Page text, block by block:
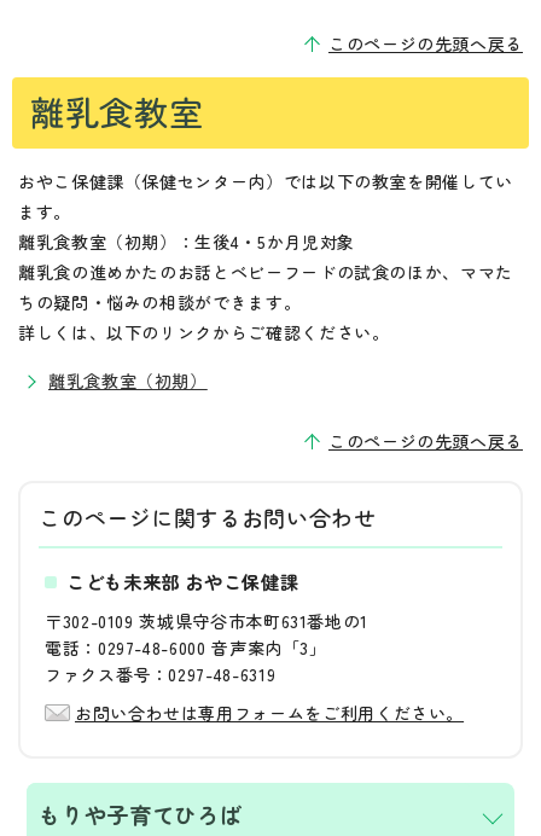
このページの先頭へ戻る
離乳食教室
おやこ保健課（保健センター内）では以下の教室を開催してい
ます。
離乳食教室（初期）：生後4・5か月児対象
離乳食の進めかたのお話とベビーフードの試食のほか、ママた
ちの疑問・悩みの相談ができます。
詳しくは、以下のリンクからご確認ください。
離乳食教室（初期）
このページの先頭へ戻る
このページに関する お問い合わせ
こども未来部 おやこ保健課
〒302-0109 茨城県守谷市本町631番地の1
電話：0297-48-6000 音声案内「3」
ファクス番号：0297-48-6319
お問い合わせは専用フォームをご利用ください。
もりや子育てひろば